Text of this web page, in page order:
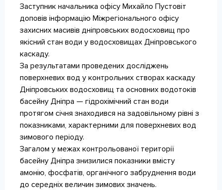
Заступник начальника офісу Михайло Пустовіт
доповів інформацію Міжрегіонального офісу
захисних масивів дніпровських водосховищ про
якісний стан води у водосховищах Дніпровського
каскаду.
За результатами проведених досліджень
поверхневих вод у контрольних створах каскаду
Дніпровських водосховищ та основних водотоків
басейну Дніпра — гідрохімічний стан води
протягом січня знаходився на задовільному рівні з
показниками, характерними для поверхневих вод
зимового періоду.
Загалом у межах контрольованої території
басейну Дніпра знизилися показники вмісту
амонію, фосфатів, органічного забруднення води
до середніх величин зимових значень.